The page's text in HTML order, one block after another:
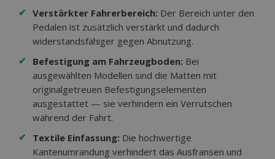
✔ Verstärkter Fahrerbereich: Der Bereich unter den
Pedalen ist zusätzlich verstärkt und dadurch
widerstandsfähiger gegen Abnutzung.
✔ Befestigung am Fahrzeugboden: Bei
ausgewählten Modellen sind die Matten mit
originalgetreuen Befestigungselementen
ausgestattet — sie verhindern ein Verrutschen
während der Fahrt.
✔ Textile Einfassung: Die hochwertige
Kantenumrandung verhindert das Ausfransen und